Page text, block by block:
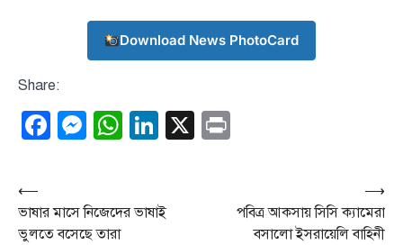
Download News PhotoCard
Share:
Facebook
Messenger
WhatsApp
LinkedIn
X
Post
navigation
⟵
ভাষার মাসে নিজেদের ভাষাই
ভুলতে বসেছে তারা
পবিত্র আকসায় সিসি ক্যামেরা
বসালো ইসরায়েলি বাহিনী
⟶